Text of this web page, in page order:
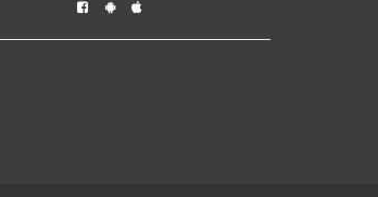
  